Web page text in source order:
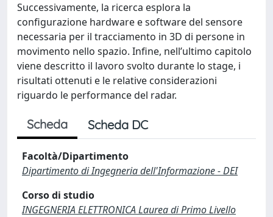
Successivamente, la ricerca esplora la
configurazione hardware e software del sensore
necessaria per il tracciamento in 3D di persone in
movimento nello spazio. Infine, nell’ultimo capitolo
viene descritto il lavoro svolto durante lo stage, i
risultati ottenuti e le relative considerazioni
riguardo le performance del radar.
Scheda Scheda DC
Facoltà/Dipartimento
Dipartimento di Ingegneria dell'Informazione - DEI
Corso di studio
INGEGNERIA ELETTRONICA Laurea di Primo Livello